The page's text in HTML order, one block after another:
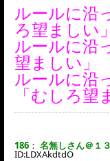
ルールに沿
ろ望まし
ルールに沿
望ましい」
ルールに沿
「むしろ
186 ： 名無しさん＠１
ID:LDXAkdtdO